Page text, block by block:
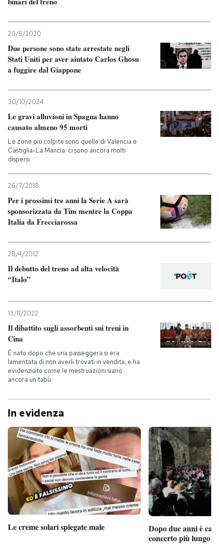
20/5/2020
Due persone sono state arrestate negli
Stati Uniti per aver aiutato Carlos Ghosn
a fuggire dal Giappone
30/10/2024
Le gravi alluvioni in Spagna hanno
causato almeno 95 morti
Le zone più colpite sono quelle di Valencia e
Castiglia-La Mancia: ci sono ancora molti
dispersi
26/7/2018
Per i prossimi tre anni la Serie A sarà
sponsorizzata da Tim mentre la Coppa
Italia da Frecciarossa
28/4/2012
Il debutto del treno ad alta velocità
“Italo”
13/11/2022
Il dibattito sugli assorbenti sui treni in
Cina
È nato dopo che una passeggera si era
lamentata di non averli trovati in vendita, e ha
evidenziato come le mestruazioni siano
ancora un tabù
In evidenza
Le creme solari spiegate male
Dopo due anni è
concerto più lungo